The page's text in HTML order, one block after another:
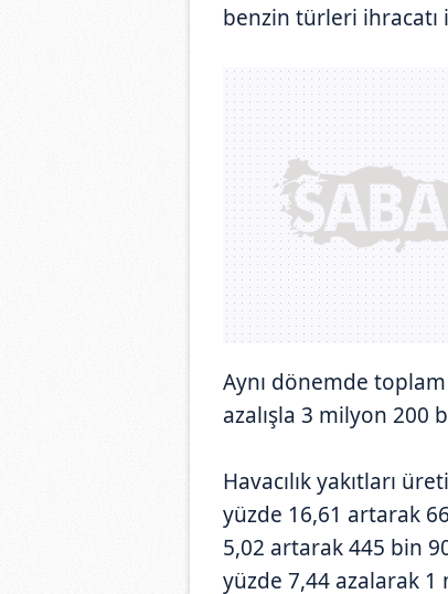
benzin türleri ihracatı
Aynı dönemde
azalışla 3 milyon 200
Havacılık yakıtları
yüzde 16,61 artarak
5,02 artarak 445 bin
yüzde 7,44 azalarak